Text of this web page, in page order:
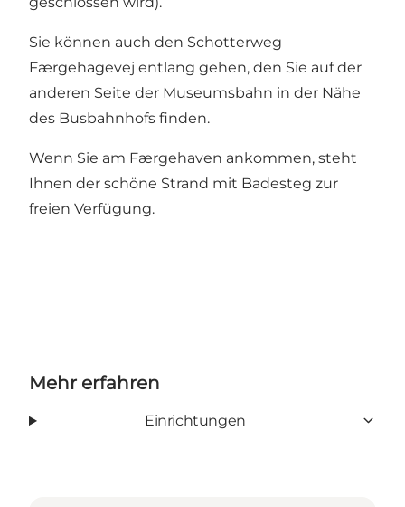
Sie können auch den Schotterweg
Færgehagevej entlang gehen, den Sie auf der
anderen Seite der Museumsbahn in der Nähe
des Busbahnhofs finden.
Wenn Sie am Færgehaven ankommen, steht
Ihnen der schöne Strand mit Badesteg zur
freien Verfügung.
Mehr erfahren
Einrichtungen